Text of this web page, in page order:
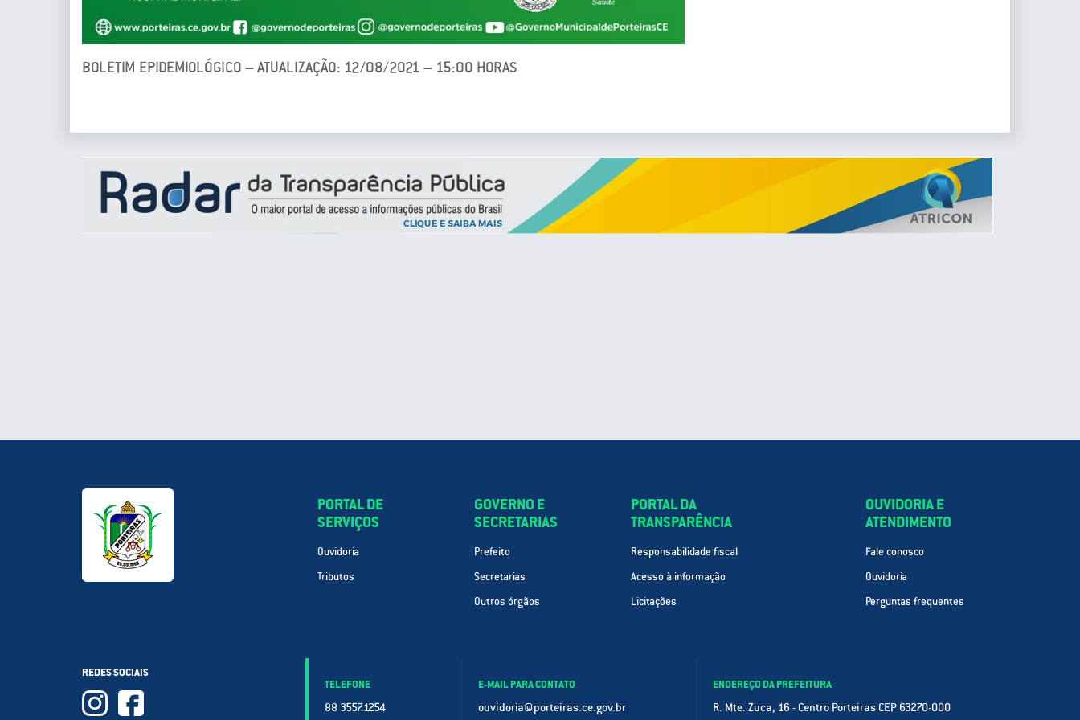
BOLETIM EPIDEMIOLÓGICO – ATUALIZAÇÃO: 12/08/2021 – 15:00 HORAS
PORTAL DE
SERVIÇOS
Ouvidoria
Tributos
GOVERNO E
SECRETARIAS
Prefeito
Secretarias
Outros órgãos
PORTAL DA
TRANSPARÊNCIA
Responsabilidade fiscal
Acesso à informação
Licitações
OUVIDORIA E
ATENDIMENTO
Fale conosco
Ouvidoria
Perguntas frequentes
REDES SOCIAIS
TELEFONE
88 3557.1254
E-MAIL PARA CONTATO
ouvidoria@porteiras.ce.gov.br
ENDEREÇO DA PREFEITURA
R. Mte. Zuca, 16 - Centro Porteiras CEP 63270-000